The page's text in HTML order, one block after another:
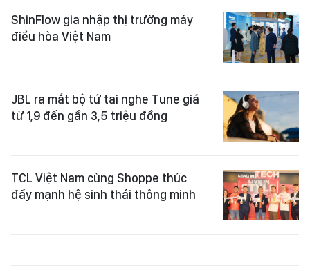
ShinFlow gia nhập thị trường máy
điều hòa Việt Nam
JBL ra mắt bộ tứ tai nghe Tune giá
từ 1,9 đến gần 3,5 triệu đồng
TCL Việt Nam cùng Shoppe thúc
đẩy mạnh hệ sinh thái thông minh